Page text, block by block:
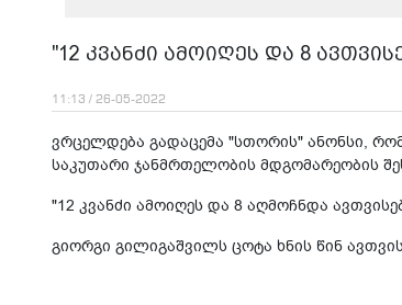
"12 კვანძი ამოიღეს და 8
11:13 / 26-05-2022
ვრცელდება გადაცემა "სთორის" ანონსი,
საკუთარი ჯანმრთელობის მდგომარეობის
"12 კვანძი ამოიღეს და 8 აღმოჩნდა
გიორგი გილიგაშვილს ცოტა ხნის წინ